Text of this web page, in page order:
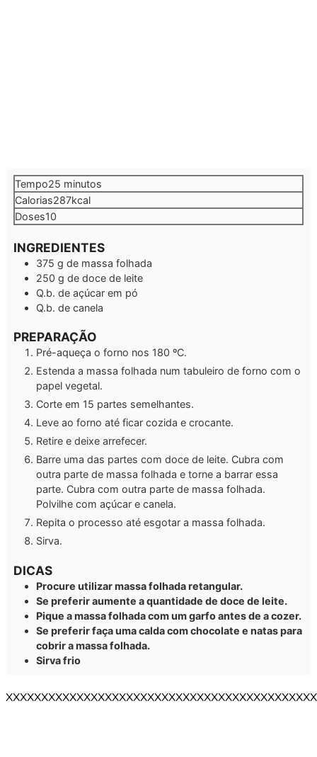
Tempo25 minutos
minutos
Calorias287kcal
Doses10
INGREDIENTES
375 g de massa folhada
250 g de doce de leite
Q.b. de açúcar em pó
Q.b. de canela
PREPARAÇÃO
Pré-aqueça o forno nos 180 ºC.
Estenda a massa folhada num tabuleiro de forno com o
papel vegetal.
Corte em 15 partes semelhantes.
Leve ao forno até ficar cozida e crocante.
Retire e deixe arrefecer.
Barre uma das partes com doce de leite. Cubra com
outra parte de massa folhada e torne a barrar essa
parte. Cubra com outra parte de massa folhada.
Polvilhe com açúcar e canela.
Repita o processo até esgotar a massa folhada.
Sirva.
DICAS
Procure utilizar massa folhada retangular.
Se preferir aumente a quantidade de doce de leite.
Pique a massa folhada com um garfo antes de a cozer.
Se preferir faça uma calda com chocolate e natas para
cobrir a massa folhada.
Sirva frio